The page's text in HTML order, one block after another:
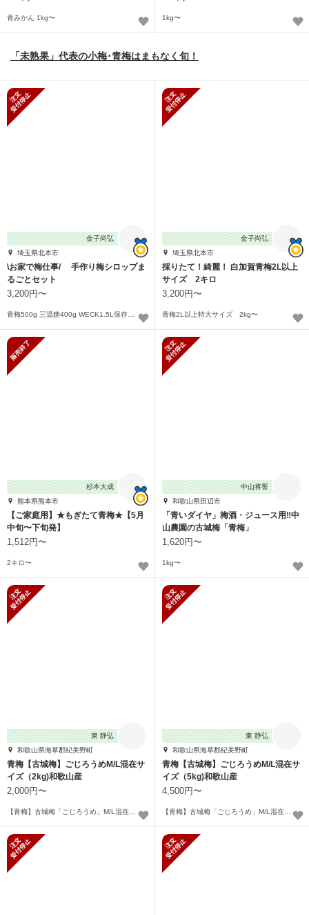
青みかん 1kg〜 1kg〜
「未熟果」代表の小梅･青梅はまもなく旬！
金子尚弘
埼玉県北本市
\お家で梅仕事/ 手作り梅シロップま
るごとセット
3,200円〜
金子尚弘
埼玉県北本市
採りたて！綺麗！ 白加賀青梅2L以上
サイズ 2キロ
3,200円〜
青梅2L以上特大サイズ 2kg〜
杉本大成
熊本県熊本市
【ご家庭用】★もぎたて青梅★【5月
中旬〜下旬発】
1,512円〜
2キロ〜
中山将誓
和歌山県田辺市
「青いダイヤ」梅酒・ジュース用‼︎中
山農園の古城梅「青梅」
1,620円〜
1kg〜
東 静弘
和歌山県海草郡紀美野町
青梅【古城梅】ごじろうめM/L混在サ
イズ（2kg)和歌山産
2,000円〜
東 静弘
和歌山県海草郡紀美野町
青梅【古城梅】ごじろうめM/L混在サ
イズ（5kg)和歌山産
4,500円〜
【青梅】古城梅「ごじろうめ」M/L混在5kg（北海道/沖縄は除く）〜